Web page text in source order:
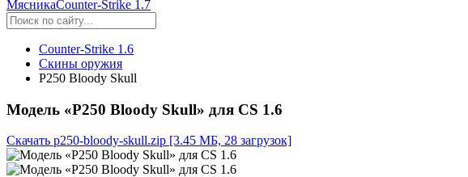
МясникаCounter-Strike 1.7
Counter-Strike 1.6
Скины оружия
P250 Bloody Skull
Модель «P250 Bloody Skull» для CS 1.6
Скачать p250-bloody-skull.zip [3.45 МБ, 28 загрузок]